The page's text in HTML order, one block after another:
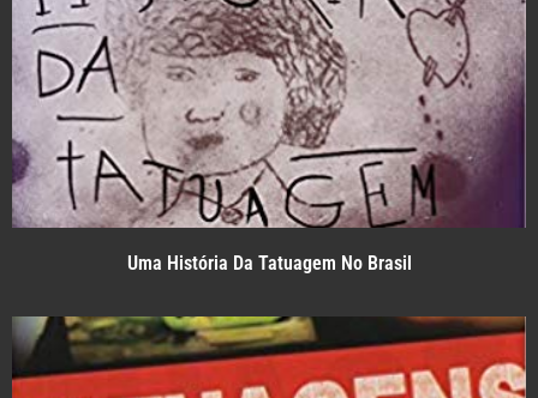
Uma História Da Tatuagem No Brasil